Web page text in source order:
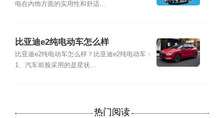
电在内饰方面的实用性和舒适...
比亚迪e2纯电动车怎么样
比亚迪e2纯电动车怎么样？比亚迪e2纯电动车：
1、汽车前脸采用的是星状...
热门阅读